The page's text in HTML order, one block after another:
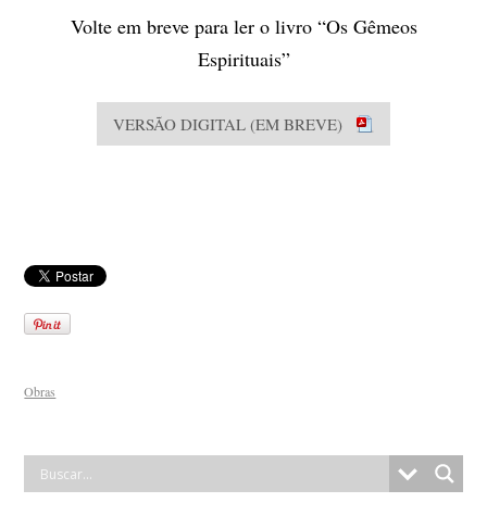
Volte em breve para ler o livro “Os Gêmeos
Espirituais”
VERSÃO DIGITAL (EM BREVE)
Obras